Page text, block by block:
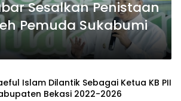
Sesalkan Penistaan
Pemuda Sukabumi
Islam Dilantik Sebagai Ketua KB PII
Bekasi 2022-2026